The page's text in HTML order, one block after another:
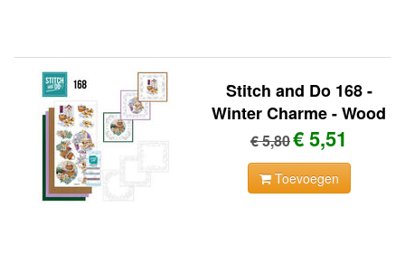
Stitch and Do 168 -
Winter Charme - Wood
€ 5,80€ 5,51
Toevoegen